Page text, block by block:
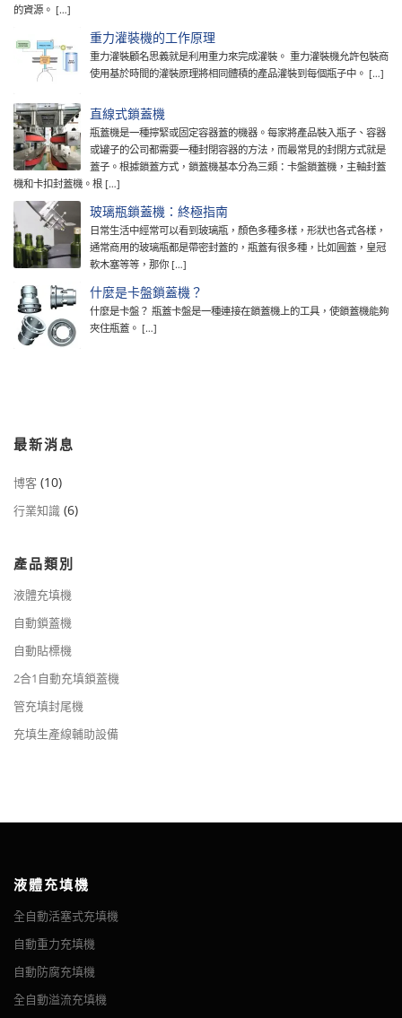
的資源。 […]
重力灌裝機的工作原理
重力灌裝顧名思義就是利用重力來完成灌裝。 重力灌裝機允許包裝商
使用基於時間的灌裝原理將相同體積的產品灌裝到每個瓶子中。 […]
直線式鎖蓋機
瓶蓋機是一種擰緊或固定容器蓋的機器。每家將產品裝入瓶子、容器
或罐子的公司都需要一種封閉容器的方法，而最常見的封閉方式就是
蓋子。根據鎖蓋方式，鎖蓋機基本分為三類：卡盤鎖蓋機，主軸封蓋
機和卡扣封蓋機。根 […]
玻璃瓶鎖蓋機：終極指南
日常生活中經常可以看到玻璃瓶，顏色多種多樣，形狀也各式各樣，
通常商用的玻璃瓶都是帶密封蓋的，瓶蓋有很多種，比如圓蓋，皇冠
軟木塞等等，那你 […]
什麼是卡盤鎖蓋機？
什麼是卡盤？ 瓶蓋卡盤是一種連接在鎖蓋機上的工具，使鎖蓋機能夠
夾住瓶蓋。 […]
最新消息
博客 (10)
行業知識 (6)
產品類別
液體充填機
自動鎖蓋機
自動貼標機
2合1自動充填鎖蓋機
管充填封尾機
充填生產線輔助設備
液體充填機
全自動活塞式充填機
自動重力充填機
自動防腐充填機
全自動溢流充填機